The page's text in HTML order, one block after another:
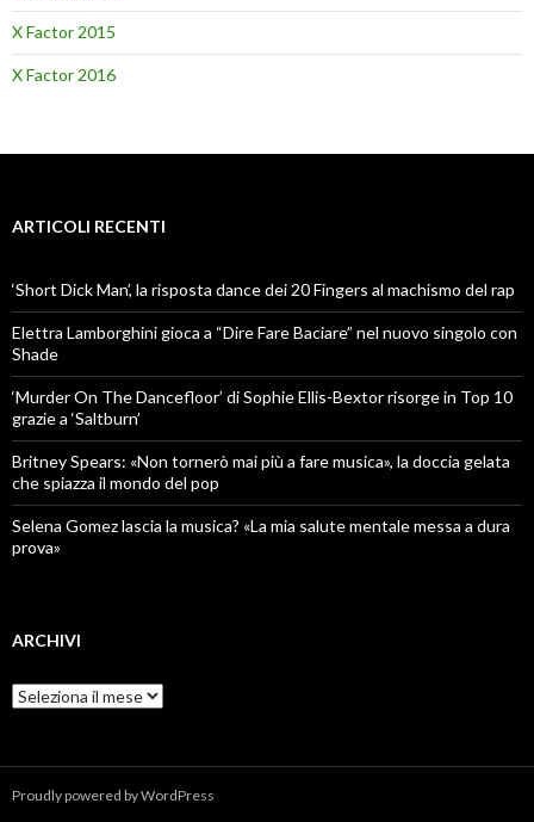
X Factor 2015
X Factor 2016
ARTICOLI RECENTI
‘Short Dick Man’, la risposta dance dei 20 Fingers al machismo del rap
Elettra Lamborghini gioca a “Dire Fare Baciare” nel nuovo singolo con
Shade
‘Murder On The Dancefloor’ di Sophie Ellis-Bextor risorge in Top 10
grazie a ‘Saltburn’
Britney Spears: «Non tornerò mai più a fare musica», la doccia gelata
che spiazza il mondo del pop
Selena Gomez lascia la musica? «La mia salute mentale messa a dura
prova»
ARCHIVI
Archivi
Proudly powered by WordPress